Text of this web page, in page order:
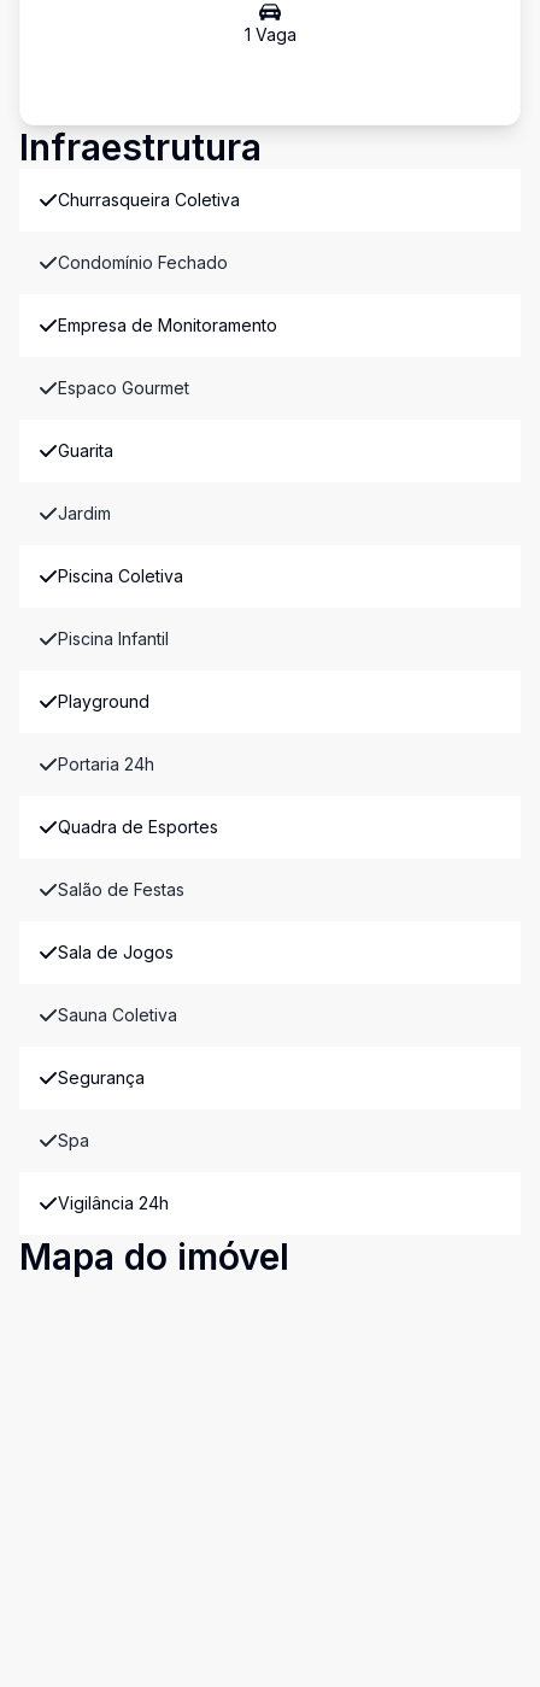
1 Vaga
Infraestrutura
Churrasqueira Coletiva
Condomínio Fechado
Empresa de Monitoramento
Espaco Gourmet
Guarita
Jardim
Piscina Coletiva
Piscina Infantil
Playground
Portaria 24h
Quadra de Esportes
Salão de Festas
Sala de Jogos
Sauna Coletiva
Segurança
Spa
Vigilância 24h
Mapa do imóvel